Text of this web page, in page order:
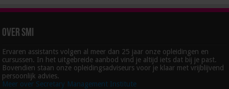
Over SMI
Ervaren assistants volgen al meer dan 25 jaar onze opleidingen en
cursussen. In het uitgebreide aanbod vind je altijd iets dat bij je past.
Bovendien staan onze opleidingsadviseurs voor je klaar met vrijblijvend
persoonlijk advies.
Meer over Secretary Management Institute